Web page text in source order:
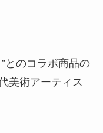
とのコラボ商品の
美術アーティス